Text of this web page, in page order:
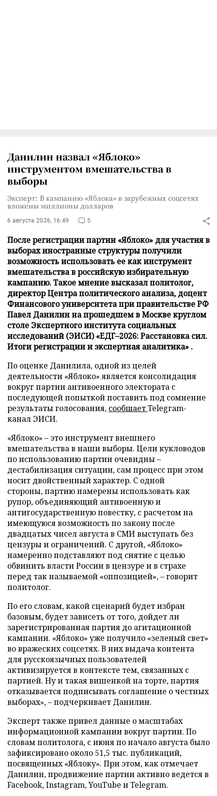
Данилин назвал «Яблоко»
инструментом вмешательства в
выборы
Эксперт: В кампанию «Яблока» в зарубежных соцсетях
вложены миллионы долларов
6 августа 2026, 16:49 5
После регистрации партии «Яблоко» для участия в
выборах иностранные структуры получили
возможность использовать ее как инструмент
вмешательства в российскую избирательную
кампанию. Такое мнение высказал политолог,
директор Центра политического анализа, доцент
Финансового университета при правительстве РФ
Павел Данилин на прошедшем в Москве круглом
столе Экспертного института социальных
исследований (ЭИСИ) «ЕДГ–2026: Расстановка сил.
Итоги регистрации и экспертная аналитика» .
По оценке Данилила, одной из целей
деятельности «Яблоко» является консолидация
вокруг партии антивоенного электората с
последующей попыткой поставить под сомнение
результаты голосования, сообщаетTelegram-
канал ЭИСИ.
«Яблоко» – это инструмент внешнего
вмешательства в наши выборы. Цели кукловодов
по использованию партии очевидны –
дестабилизация ситуации, сам процесс при этом
носит двойственный характер. С одной
стороны, партию намерены использовать как
рупор, объединяющий антивоенную и
антигосударственную повестку, с расчетом на
имеющуюся возможность по закону после
двадцатых чисел августа в СМИ выступать без
цензуры и ограничений. С другой, «Яблоко»
намеренно подставляют под снятие с целью
обвинить власти России в цензуре и в страхе
перед так называемой «оппозицией», – говорит
политолог.
По его словам, какой сценарий будет избран
базовым, будет зависеть от того, дойдет ли
зарегистрированная партия до агитационной
кампании. «Яблоко» уже получило «зеленый свет»
во вражеских соцсетях. В них выдача контента
для русскоязычных пользователей
активизируется в контексте тем, связанных с
партией. Ну и такая вишенкой на торте, партия
отказывается подписывать соглашение о честных
выборах», – подчеркивает Данилин.
Эксперт также привел данные о масштабах
информационной кампании вокруг партии. По
словам политолога, с июня по начало августа было
зафиксировано около 51,5 тыс. публикаций,
посвященных «Яблоку». При этом, как отмечает
Данилин, продвижение партии активно ведется в
Facebook, Instagram, YouTube и Telegram.